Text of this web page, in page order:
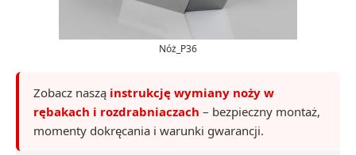
Nóż_P36
Zobacz naszą instrukcję wymiany noży w
rębakach i rozdrabniaczach – bezpieczny montaż,
momenty dokręcania i warunki gwarancji.